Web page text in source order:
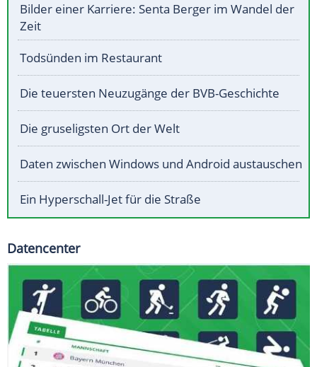
Bilder einer Karriere: Senta Berger im Wandel der
Zeit
Todsünden im Restaurant
Die teuersten Neuzugänge der BVB-Geschichte
Die gruseligsten Ort der Welt
Daten zwischen Windows und Android austauschen
Ein Hyperschall-Jet für die Straße
Datencenter